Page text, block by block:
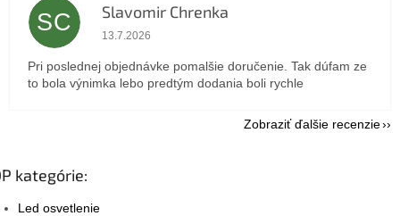
SC Slavomir Chrenka
Hodnotenie obchodu je 5 z 5 hviezdičiek.
13.7.2026
Pri poslednej objednávke pomalšie doručenie. Tak dúfam ze
to bola výnimka lebo predtým dodania boli rychle
Zobraziť ďalšie recenzie
kategórie:
Led osvetlenie